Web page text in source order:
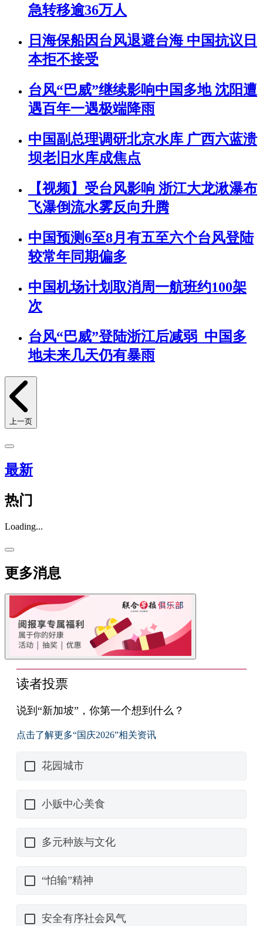
急转移逾36万人
日海保船因台风退避台海 中国抗议日
本拒不接受
台风“巴威”继续影响中国多地 沈阳遭
遇百年一遇极端降雨
中国副总理调研北京水库 广西六蓝溃
坝老旧水库成焦点
【视频】受台风影响 浙江大龙湫瀑布
飞瀑倒流水雾反向升腾
中国预测6至8月有五至六个台风登陆
较常年同期偏多
中国机场计划取消周一航班约100架
次
台风“巴威”登陆浙江后减弱 中国多
地未来几天仍有暴雨
上一页
最新
热门
Loading...
更多消息